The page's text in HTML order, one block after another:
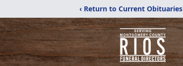
‹ Return to Current Obituaries